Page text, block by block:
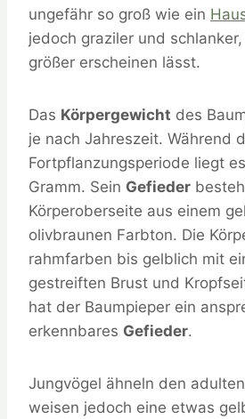
ungefähr so groß wie ein
jedoch graziler und
größer erscheinen lässt.
Das Körpergewicht des
je nach Jahreszeit. Während
Fortpflanzungsperiode liegt
Gramm. Sein Gefieder
Körperoberseite aus einem
olivbraunen Farbton. Die
rahmfarben bis gelblich mit
gestreiften Brust und
hat der Baumpieper ein
erkennbares Gefieder.
Jungvögel ähneln den
weisen jedoch eine etwas